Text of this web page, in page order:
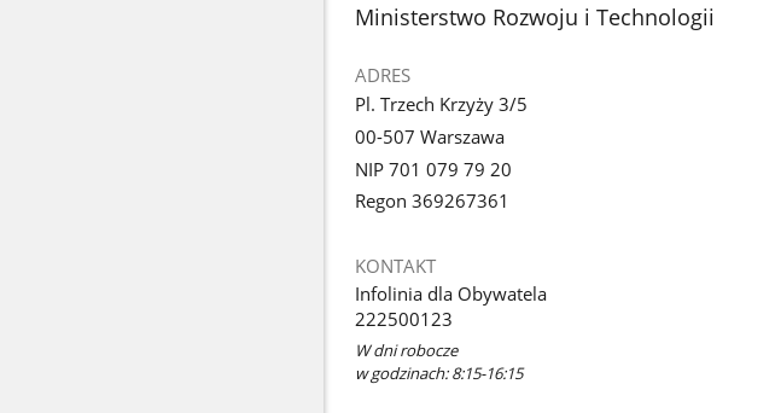
stopka
Ministerstwo Rozwoju i Technologii
ADRES
Pl. Trzech Krzyży 3/5
00-507 Warszawa
NIP 701 079 79 20
Regon 369267361
KONTAKT
Infolinia dla Obywatela
222500123
W dni robocze
w godzinach: 8:15-16:15